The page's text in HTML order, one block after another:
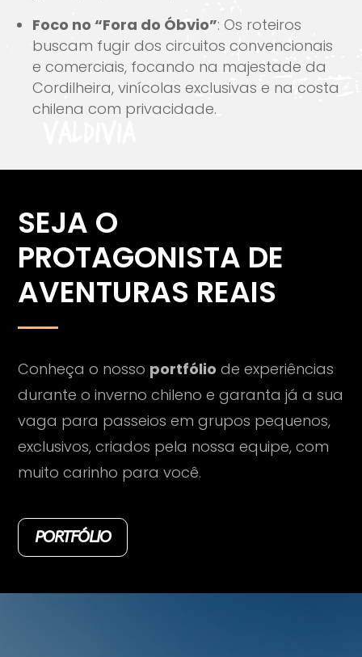
Foco no “Fora do Óbvio”: Os roteiros
buscam fugir dos circuitos convencionais
e comerciais, focando na majestade da
Cordilheira, vinícolas exclusivas e na costa
chilena com privacidade.
SEJA O
PROTAGONISTA DE
AVENTURAS REAIS
Conheça o nosso portfólio de experiências
durante o inverno chileno e garanta já a sua
vaga para passeios em grupos pequenos,
exclusivos, criados pela nossa equipe, com
muito carinho para você.
PORTFÓLIO